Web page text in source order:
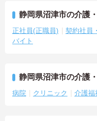
静岡県沼津市の介護
正社員(正職員) 契約社員
バイト
静岡県沼津市の介護
病院 クリニック 介護福